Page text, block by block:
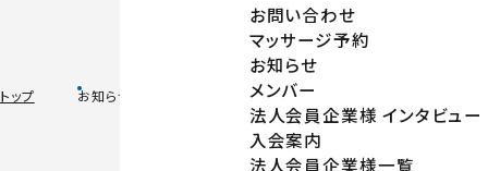
お問い合わせ
マッサージ予約
お知らせ
メンバー
法人会員企業様 インタビュー
入会案内
法人会員企業様一覧
トップ お知らせ